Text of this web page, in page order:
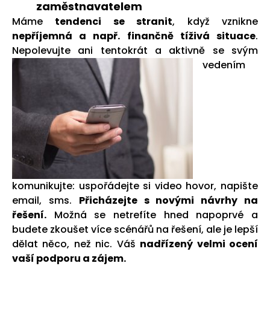
zaměstnavatelem
Máme tendenci se stranit, když vznikne
nepříjemná a např. finančně tíživá situace.
Nepolevujte ani tentokrát a aktivně se svým
vedením
komunikujte: uspořádejte si video hovor, napište
email, sms. Přicházejte s novými návrhy na
řešení. Možná se netrefíte hned napoprvé a
budete zkoušet více scénářů na řešení, ale je lepší
dělat něco, než nic. Váš nadřízený velmi ocení
vaší podporu a zájem.